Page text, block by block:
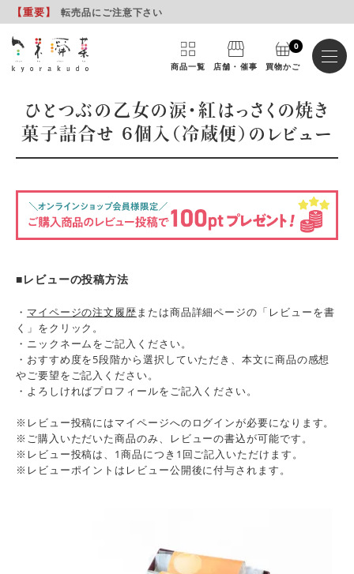
【重要】 転売品にご注意下さい
商品一覧 店舗・催事 買物かご
0
ひとつぶの乙女の涙・紅はっさくの焼き
菓子詰合せ 6個入（冷蔵便）のレビュー
■レビューの投稿方法
・ マイページの注文履歴または商品詳細ページの「レビューを書
く」をクリック。
・ニックネームをご記入ください。
・おすすめ度を5段階から選択していただき、本文に商品の感想
やご要望をご記入ください。
・よろしければプロフィールをご記入ください。
※レビュー投稿にはマイページへのログインが必要になります。
※ご購入いただいた商品のみ、レビューの書込が可能です。
※レビュー投稿は、1商品につき1回ご記入いただけます。
※レビューポイントはレビュー公開後に付与されます。